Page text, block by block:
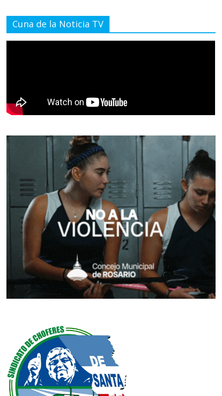
Cuna de la Noticia TV